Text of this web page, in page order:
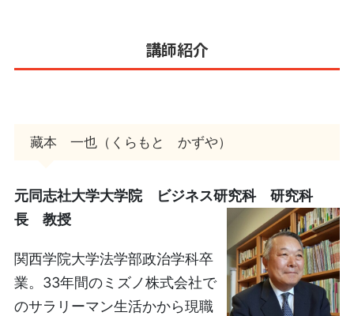
講師紹介
藏本 一也（くらもと かずや）
元同志社大学大学院 ビジネス研究科 研究科
長 教授
関西学院大学法学部政治学科卒
業。33年間のミズノ株式会社で
のサラリーマン生活かから現職